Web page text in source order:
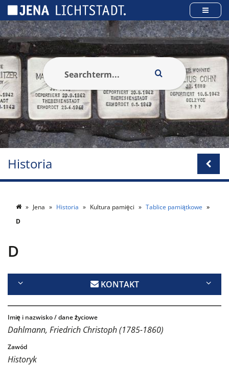
Historia
Jena Historia Kultura pamięci
Tablice pamiątkowe
D
D
KONTAKT
Dahlmann, Friedrich Christoph (1785-1860)
Historyk
Panel zarządzania plikami cookies